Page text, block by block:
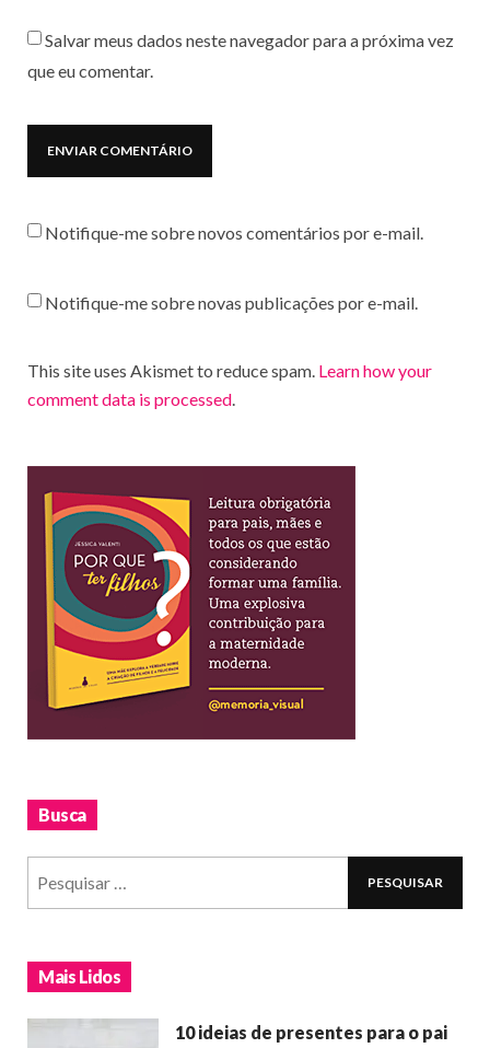
Salvar meus dados neste navegador para a próxima vez
que eu comentar.
Notifique-me sobre novos comentários por e-mail.
Notifique-me sobre novas publicações por e-mail.
This site uses Akismet to reduce spam. Learn how your
comment data is processed
Busca
Mais Lidos
10 ideias de presentes para o pai